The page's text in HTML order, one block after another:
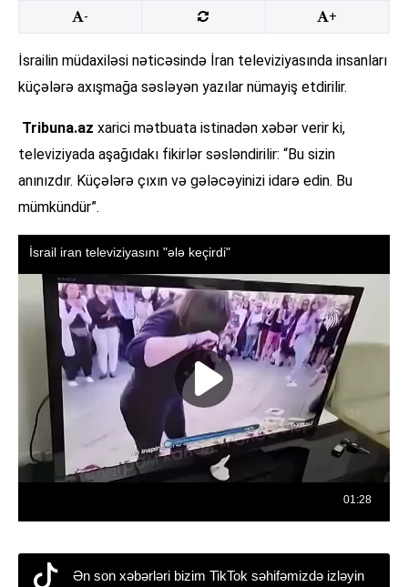
- +
İsrailin müdaxiləsi nəticəsində İran televiziyasında insanları
küçələrə axışmağa səsləyən yazılar nümayiş etdirilir.
Tribuna.az xarici mətbuata istinadən xəbər verir ki,
televiziyada aşağıdakı fikirlər səsləndirilir: “Bu sizin
anınızdır. Küçələrə çıxın və gələcəyinizi idarə edin. Bu
mümkündür”.
Ən son xəbərləri bizim TikTok səhifəmizdə izləyin